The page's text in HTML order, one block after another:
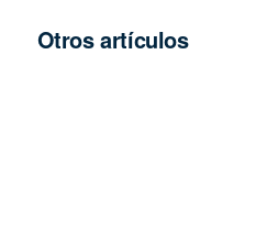
Otros artículos